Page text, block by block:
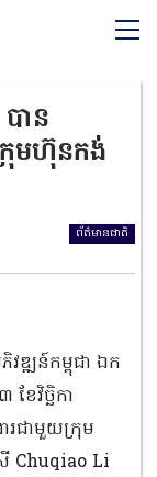
ាន
រុមហ៊ុនកង់
ព័ត៌មានជាតិ
វឌ្ឍន៍កម្ពុជា ឯក
ែវិច្ឆិកា
រជាមួយក្រុម
Chuqiao Li